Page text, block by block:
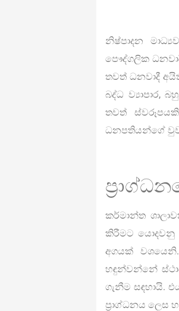
නිෂ්පාදන
පෞද්ගලික
තවත් ධනවාදී
බද්ධ ව්‍යාපාර,
තවත්
ධනපතියන්ගේ
කර්මාන්ත
කිරීමට
අගයක්
හඳුන්වන්නේ
ගැනීම සඳහායි.
ප්‍රාග්ධනය ලෙස